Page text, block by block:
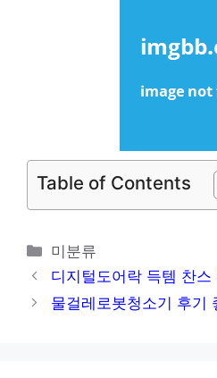
Table of Contents
카
테
고
미분류
디지털도어락 득템 찬스
물걸레로봇청소기 후기